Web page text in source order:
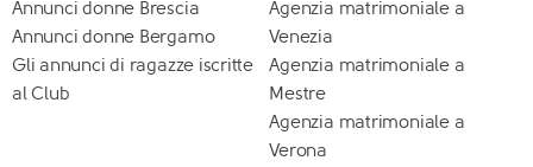
Annunci donne Brescia
Annunci donne Bergamo
Gli annunci di ragazze iscritte
al Club
Agenzia matrimoniale a
Venezia
Agenzia matrimoniale a
Mestre
Agenzia matrimoniale a
Verona